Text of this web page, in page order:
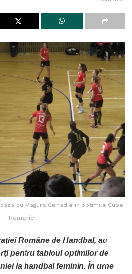
cu Magura Cisnadie in optimile Cupei
Romaniei
Române de Handbal, au
pentru tabloul optimilor de
la handbal feminin. În urne